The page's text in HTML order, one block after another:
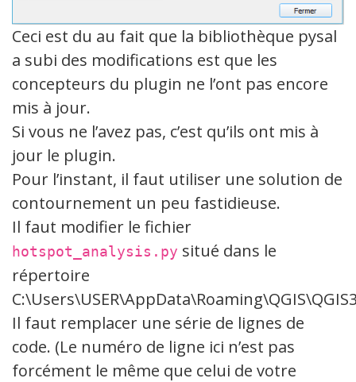
Ceci est du au fait que la bibliothèque pysal
a subi des modifications est que les
concepteurs du plugin ne l’ont pas encore
mis à jour.
Si vous ne l’avez pas, c’est qu’ils ont mis à
jour le plugin.
Pour l’instant, il faut utiliser une solution de
contournement un peu fastidieuse.
Il faut modifier le fichier
hotspot_analysis.py situé dans le
répertoire
Il faut remplacer une série de lignes de
code. (Le numéro de ligne ici n’est pas
forcément le même que celui de votre